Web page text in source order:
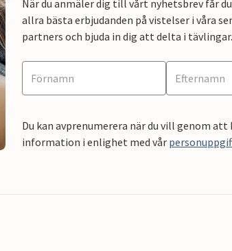
När du anmäler dig till vårt nyhetsbrev får
allra bästa erbjudanden på vistelser i våra
partners och bjuda in dig att delta i tävlingar.
Du kan avprenumerera när du vill genom
information i enlighet med vår